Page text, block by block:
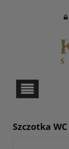
Szczotka